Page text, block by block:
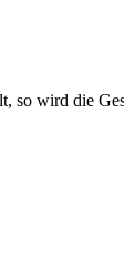
so wird die